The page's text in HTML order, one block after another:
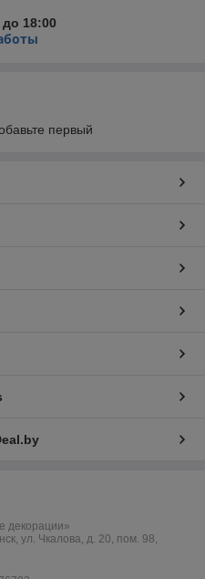
18:00
первый
декорации»
ул. Чкалова, д. 20, пом. 98,